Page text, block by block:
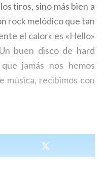
tiros, sino más bien a
rock melódico que tan
el calor» es «Hello»
buen disco de hard
jamás nos hemos
música, recibimos con